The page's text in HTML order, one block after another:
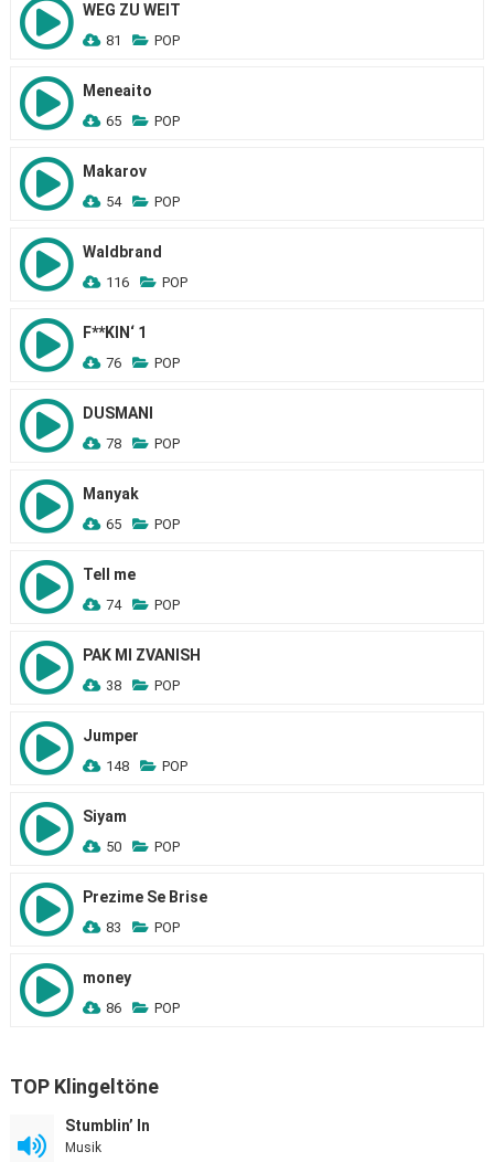
WEG ZU WEIT
81 POP
Meneaito
65 POP
Makarov
54 POP
Waldbrand
116 POP
F**KIN‘ 1
76 POP
DUSMANI
78 POP
Manyak
65 POP
Tell me
74 POP
PAK MI ZVANISH
38 POP
Jumper
148 POP
Siyam
50 POP
Prezime Se Brise
83 POP
money
86 POP
TOP Klingeltöne
Stumblin’ In
Musik